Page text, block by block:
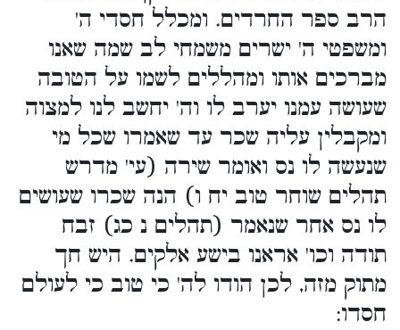
הרב ספר החרדים. ומכלל חסדי ה'
ומשפטי ה' ישרים משמחי לב שמה שאנו
מברכים אותו ומהללים לשמו על הטובה
שעושה עמנו יערב לו וה' יחשב לנו למצוה
ומקבלין עליה שכר עד שאמרו שכל מי
שנעשה לו נס ואומר שירה (עי' מדרש
תהלים שוחר טוב יח ו) הנה שכרו שעושים
לו נס אחר שנאמר (תהלים נ כג) זבח
תודה וכו' אראנו בישע אלקים. היש חך
מתוק מזה, לכן הודו לה' כי טוב כי לעולם
חסדו: